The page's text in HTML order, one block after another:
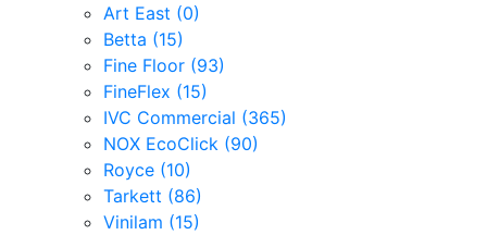
Art East (0)
Betta (15)
Fine Floor (93)
FineFlex (15)
IVC Commercial (365)
NOX EcoClick (90)
Royce (10)
Tarkett (86)
Vinilam (15)